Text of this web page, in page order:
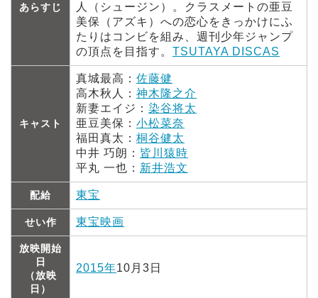
あらすじ
人（シュージン）。クラスメートの亜豆
美保（アズキ）への恋心をきっかけにふ
たりはコンビを組み、週刊少年ジャンプ
の頂点を目指す。 TSUTAYA DISCAS
キャスト
真城最高： 佐藤健
高木秋人： 神木隆之介
新妻エイジ： 染谷将太
亜豆美保： 小松菜奈
福田真太： 桐谷健太
中井 巧朗： 皆川猿時
平丸 一也： 新井浩文
配給 東宝
せい作 東宝映画
放映開始
日
（放映
日）
2015年10月3日